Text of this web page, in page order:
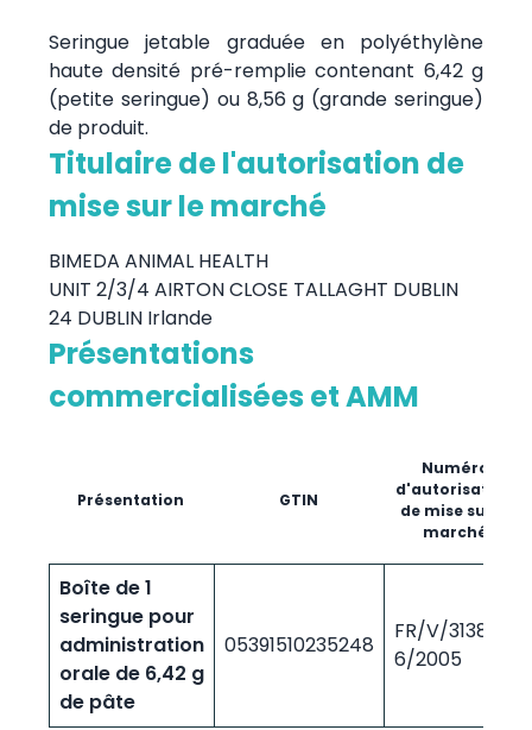
Seringue jetable graduée en polyéthylène
haute densité pré-remplie contenant 6,42 g
(petite seringue) ou 8,56 g (grande seringue)
de produit.
Titulaire de l'autorisation de
mise sur le marché
BIMEDA ANIMAL HEALTH
UNIT 2/3/4 AIRTON CLOSE TALLAGHT DUBLIN
24 DUBLIN Irlande
Présentations
commercialisées et AMM
Présentation GTIN
Numéro
d'autorisation
de mise sur le
marché
Boîte de 1
seringue pour
administration
orale de 6,42 g
de pâte
05391510235248
FR/V/3138155
6/2005